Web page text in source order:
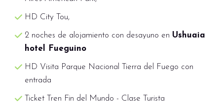
Glaciar Perito Moreno y sus derrumbes sobre
las aguas del lago.
HD City Tou,
2 noches de alojamiento con desayuno en Ushuaia
hotel Fueguino
HD Visita Parque Nacional Tierra del Fuego con
entrada
Ticket Tren Fin del Mundo - Clase Turista